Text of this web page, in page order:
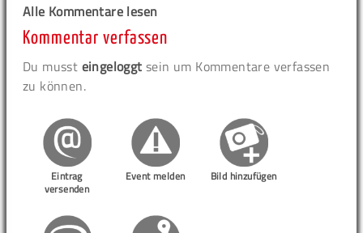
Alle Kommentare lesen
Kommentar verfassen
Du musst eingeloggt sein um Kommentare verfassen
zu können.
Eintrag
versenden
Event melden Bild hinzufügen